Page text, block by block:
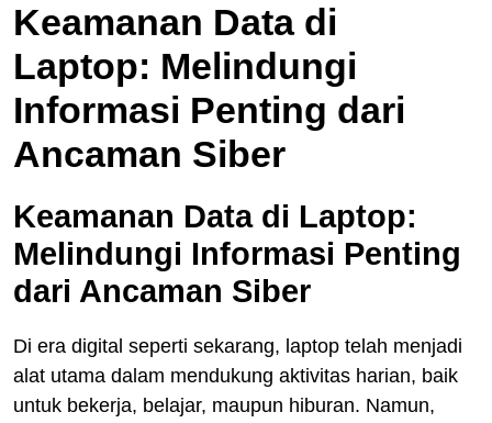
Keamanan Data di
Laptop: Melindungi
Informasi Penting dari
Ancaman Siber
Keamanan Data di Laptop:
Melindungi Informasi Penting
dari Ancaman Siber
Di era digital seperti sekarang, laptop telah menjadi
alat utama dalam mendukung aktivitas harian, baik
untuk bekerja, belajar, maupun hiburan. Namun,